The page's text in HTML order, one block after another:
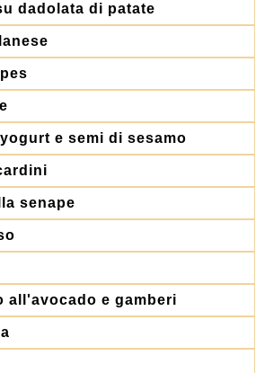
dadolata di patate
e semi di sesamo
senape
all'avocado e gamberi